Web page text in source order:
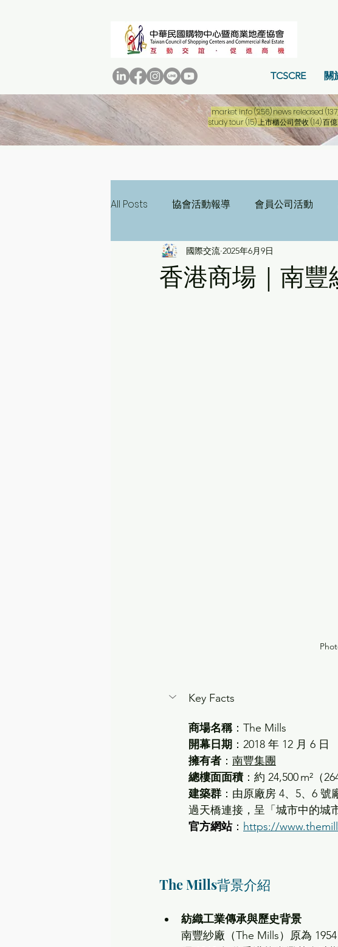
TCSCRE 關
market info(256)256 篇文章
news released
study tour(15)15 篇文章
上市櫃公司營收(14)14
百
All Posts 協會活動報導 會員公司活動
三十週年專刊 二十週年專刊
香港商場｜南
國際交流 2025年6月9日
Key Facts
商場名稱： The Mills
開幕日期 ：2018 年 12 月 6 日
擁有者 ： 南豐集團
總樓面面積：約 24,500 m²（
建築群 ：由原廠房 4、5、6
過天橋連接，呈「城市中的城
官方網站： https://
The Mills背景介紹
紡織工業傳承與歷史背景
南豐紗廠（The Mills）原為